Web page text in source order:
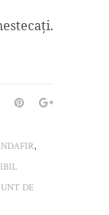
,
UNT DE